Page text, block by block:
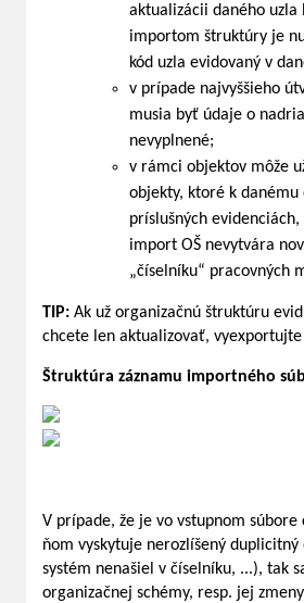
aktualizácii daného uzla
importom štruktúry je
kód uzla evidovaný v
v prípade najvyššieho
musia byť údaje o
nevyplnené;
v rámci objektov môže
objekty, ktoré k
príslušných
import OŠ nevytvára
„číselníku“ pracovných
TIP: Ak už organizačnú štruktúru
chcete len aktualizovať,
Štruktúra záznamu importného
V prípade, že je vo vstupnom súbore
ňom vyskytuje nerozlíšený
systém nenašiel v číselníku, ...), tak
organizačnej schémy, resp. jej